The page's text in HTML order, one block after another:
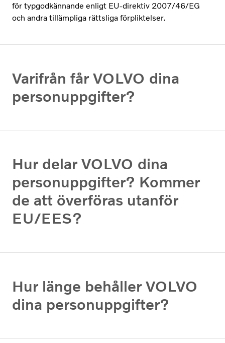
för typgodkännande enligt EU-direktiv 2007/46/EG
och andra tillämpliga rättsliga förpliktelser.
Varifrån får VOLVO dina
personuppgifter?
Hur delar VOLVO dina
personuppgifter? Kommer
de att överföras utanför
EU/EES?
Hur länge behåller VOLVO
dina personuppgifter?